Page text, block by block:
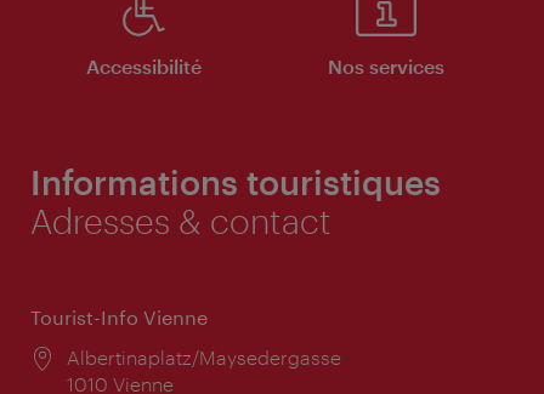
Accessibilité Nos services
Informations touristiques
Adresses & contact
Tourist-Info Vienne
Lieu:
Albertinaplatz/Maysedergasse
1010 Vienne